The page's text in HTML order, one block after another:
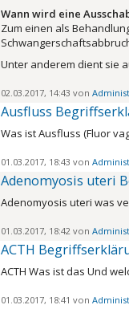
Wann wird eine
Zum einen als
Unter anderem dient sie
02.03.2017, 14:43 von
Ausfluss
Was ist Ausfluss (Fluor
01.03.2017, 18:43 von
Adenomyosis uteri
Adenomyosis uteri was
01.03.2017, 18:42 von
ACTH
ACTH Was ist das Und
01.03.2017, 18:41 von